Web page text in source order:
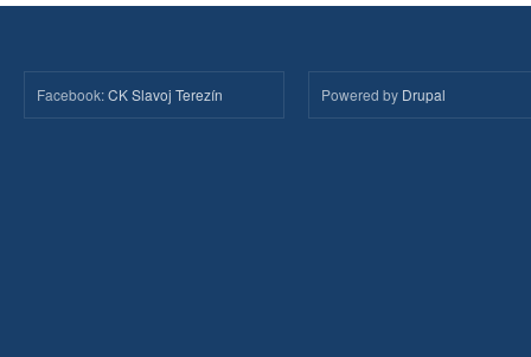
Facebook:CK Slavoj Terezín Powered by Drupal